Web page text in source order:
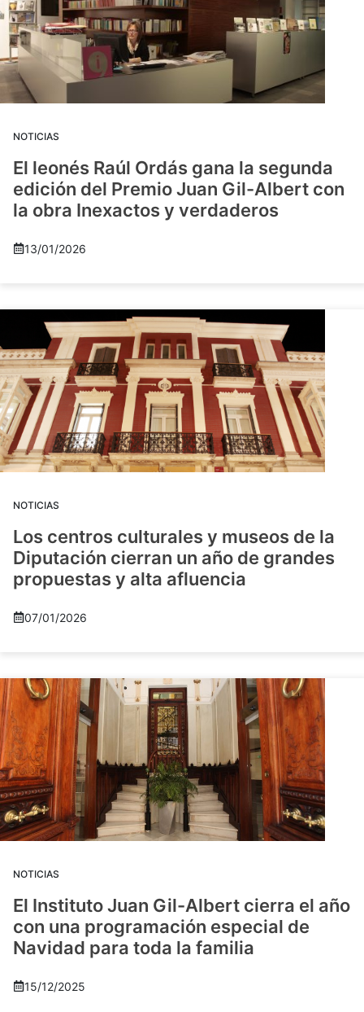
NOTICIAS
El leonés Raúl Ordás gana la segunda
edición del Premio Juan Gil-Albert con
la obra Inexactos y verdaderos
13/01/2026
NOTICIAS
Los centros culturales y museos de la
Diputación cierran un año de grandes
propuestas y alta afluencia
07/01/2026
NOTICIAS
El Instituto Juan Gil-Albert cierra el año
con una programación especial de
Navidad para toda la familia
15/12/2025